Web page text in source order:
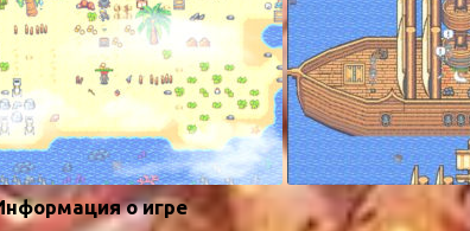
о игре